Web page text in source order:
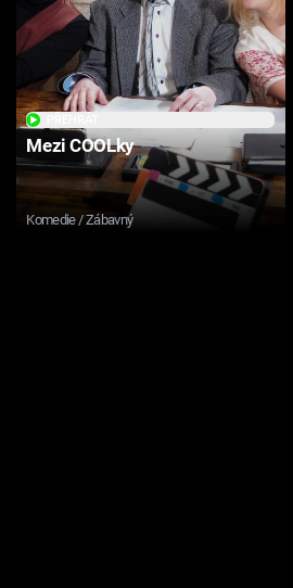
Mezi COOLky
Komedie / Zábavný